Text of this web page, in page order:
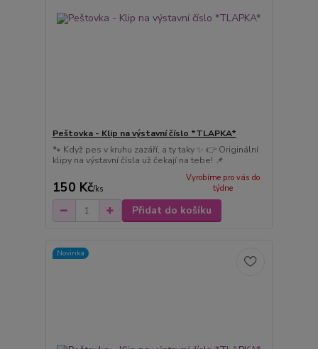
Peštovka - Klip na výstavní číslo *TLAPKA*
🐾 Když pes v kruhu zazáří, a ty taky ✨ 👉 Originální
klipy na výstavní čísla už čekají na tebe! 📌
150 Kč/ks
Vyrobíme pro vás do
týdne
Přidat do košíku
Novinka